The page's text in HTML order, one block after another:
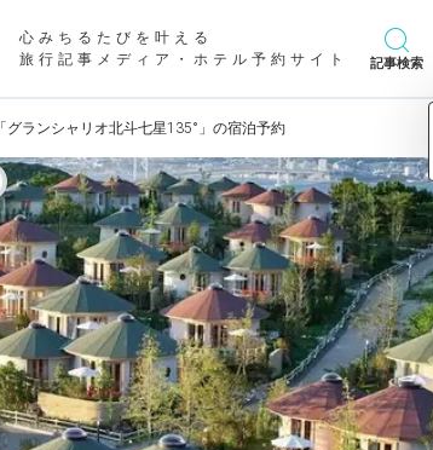
心みちるたびを叶える
旅行記事メディア・ホテル予約サイト
記事検索
「グランシャリオ北斗七星135°」の宿泊予約